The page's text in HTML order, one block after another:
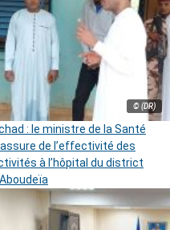
© (DR)
: le ministre de la Santé
de l’effectivité des
à l’hôpital du district